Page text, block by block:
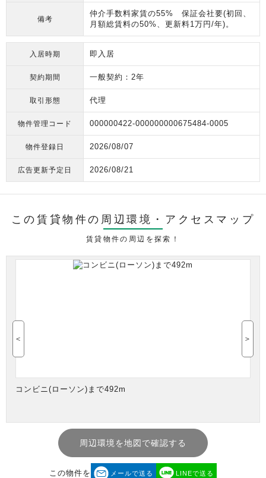
備考
仲介手数料家賃の55% 保証会社要(初回、
月額総賃料の50%、更新料1万円/年)。
入居時期 即入居
契約期間 一般契約：2年
取引形態 代理
物件管理コード 000000422-000000000675484-0005
物件登録日 2026/08/07
広告更新予定日 2026/08/21
この賃貸物件の周辺環境・ アクセスマップ
賃貸物件の周辺を探索！
コンビニ(ローソン)まで492m
＜ ＞
周辺環境を地図で確認する
この物件を メールで送る LINEで送る